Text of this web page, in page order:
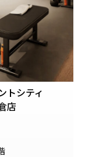
トシティ
店